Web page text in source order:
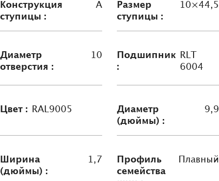
Конструкция
ступицы :
A
Размер
ступицы :
10×44,5
Диаметр
отверстия :
10
Подшипник
:
RLT
6004
Цвет : RAL9005
Диаметр
(дюймы) :
9,9
Ширина
(дюймы) :
1,7
Профиль
семейства
Плавный